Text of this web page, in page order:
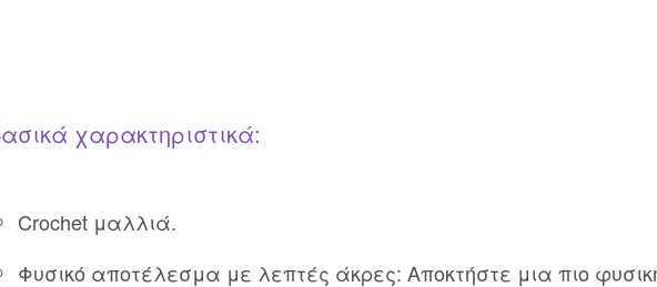
χαρακτηριστικά:
Crochet μαλλιά.
Φυσικό αποτέλεσμα με λεπτές άκρες: Αποκτήστε μια πιο